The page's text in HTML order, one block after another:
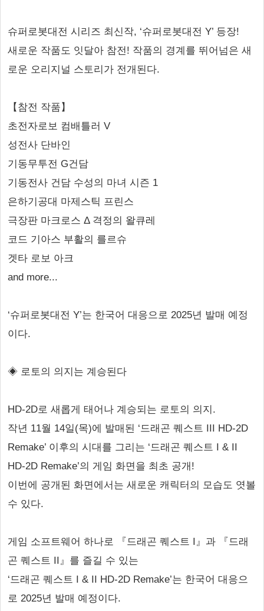
슈퍼로봇대전 시리즈 최신작, ‘슈퍼로봇대전 Y’ 등장!
새로운 작품도 잇달아 참전! 작품의 경계를 뛰어넘은 새
로운 오리지널 스토리가 전개된다.
【참전 작품】
초전자로보 컴배틀러 V
성전사 단바인
기동무투전 G건담
기동전사 건담 수성의 마녀 시즌 1
은하기공대 마제스틱 프린스
극장판 마크로스 Δ 격정의 왈큐레
코드 기아스 부활의 를르슈
겟타 로보 아크
and more...
‘슈퍼로봇대전 Y’는 한국어 대응으로 2025년 발매 예정
이다.
◈ 로토의 의지는 계승된다
HD-2D로 새롭게 태어나 계승되는 로토의 의지.
작년 11월 14일(목)에 발매된 ‘드래곤 퀘스트 III HD-2D
Remake’ 이후의 시대를 그리는 ‘드래곤 퀘스트 I & II
HD-2D Remake’의 게임 화면을 최초 공개!
이번에 공개된 화면에서는 새로운 캐릭터의 모습도 엿볼
수 있다.
게임 소프트웨어 하나로 『드래곤 퀘스트 I』과 『드래
곤 퀘스트 II』를 즐길 수 있는
‘드래곤 퀘스트 I & II HD-2D Remake’는 한국어 대응으
로 2025년 발매 예정이다.